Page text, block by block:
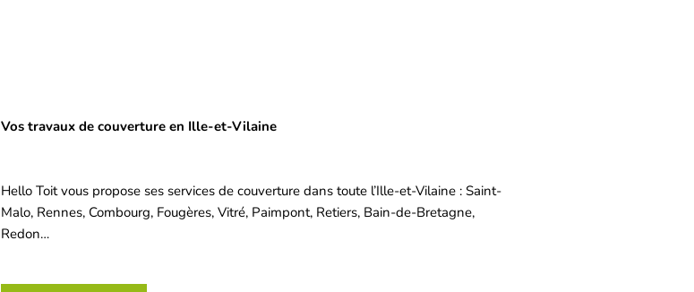
Vos travaux de couverture en Ille-et-Vilaine
Hello Toit vous propose ses services de couverture dans toute l’Ille-et-Vilaine : Saint-
Malo, Rennes, Combourg, Fougères, Vitré, Paimpont, Retiers, Bain-de-Bretagne,
Redon…